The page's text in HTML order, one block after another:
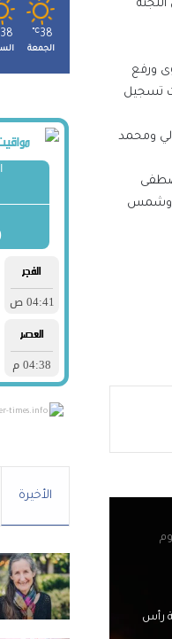
ورفع
تسجيل
ومحمد
أمل توفيق في منافسات وزن 49 كجم ونعمة سعيد في منافسات 71 كجم وشمس
رأس
38
℃
الجمعة
38
times.info
الأخيرة